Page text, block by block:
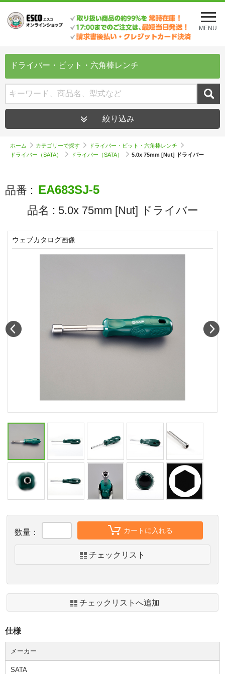
メ
ニ
ュ
を
MENU
ドライバー・ビット・六角棒レンチ
絞り込み
ホーム カテゴリーで探す
ドライバー・ビット・六角棒レンチ
ドライバー（SATA）
ドライバー（SATA） 5.0x 75mm [Nut] ドライバー
品番 : EA683SJ-5
品名 : 5.0x 75mm [Nut] ドライバー
数量： カートに入れる
チェックリスト
チェックリストへ追加
仕様
メーカー
SATA
ウェブカタログ画像